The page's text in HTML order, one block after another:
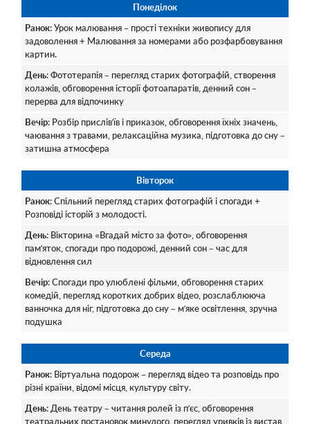
Понеділок
Ранок: Урок малювання – прості техніки живопису для
задоволення + Малювання за номерами або розфарбовування
картин.
День: Фототерапія – перегляд старих фотографій, створення
колажів, обговорення історії фотоапаратів, денний сон –
перерва для відпочинку
Вечір: Розбір прислів’їв і приказок, обговорення їхніх значень,
чаювання з травами, релаксаційна музика, підготовка до сну –
затишна атмосфера
Вівторок
Ранок: Спільний перегляд старих фотографій і спогади +
Розповіді історій з молодості.
День: Вікторина «Вгадай місто за фото», обговорення
пам’яток, спогади про подорожі, денний сон – час для
відновлення сил
Вечір: Спогади про улюблені фільми, обговорення старих
комедій, перегляд коротких добрих відео, розслаблююча
ванночка для ніг, підготовка до сну – м’яке освітлення, зручна
подушка
Середа
Ранок: Віртуальна подорож – перегляд відео та розповідь про
різні країни, відомі місця, культуру світу.
День: День театру – читання ролей із п’єс, обговорення
театральних постановок минулого, перегляд уривків із вистав,